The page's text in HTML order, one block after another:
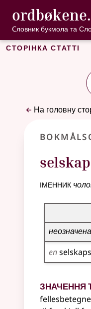
Перейти до
Доступність
Cловник букмола та
Сторінка статті
На головну
іменник
Таблиця
en
Значення